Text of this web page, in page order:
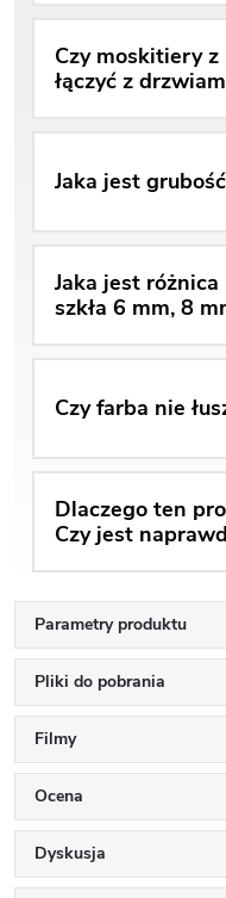
Czy moskitiery
łączyć z
Jaka jest
Jaka jest
szkła 6 mm, 8
Czy farba nie
Dlaczego ten
Czy jest
Parametry produktu
Pliki do pobrania
Filmy
Ocena
Dyskusja